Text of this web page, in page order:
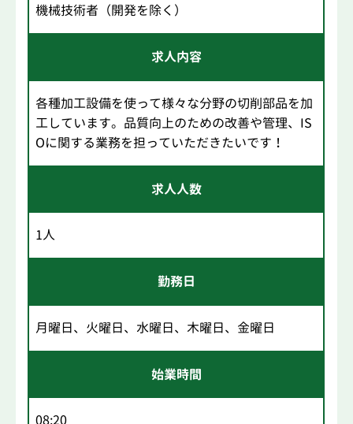
機械技術者（開発を除く）
求人内容
各種加工設備を使って様々な分野の切削部品を加
工しています。品質向上のための改善や管理、IS
Oに関する業務を担っていただきたいです！
求人人数
1人
勤務日
月曜日、火曜日、水曜日、木曜日、金曜日
始業時間
08:20